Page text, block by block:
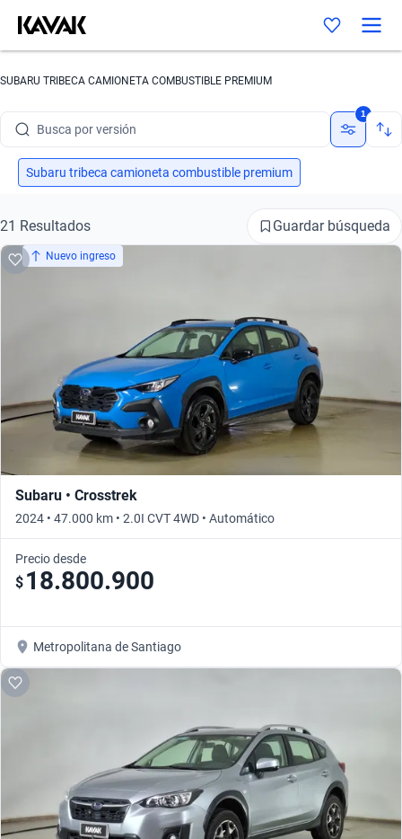
SUBARU TRIBECA CAMIONETA COMBUSTIBLE PREMIUM
Busca por marca
Busca por versión
Busca por año
Busca por modelo
1
Subaru tribeca camioneta combustible premium
21 Resultados Guardar búsqueda
Nuevo ingreso
Subaru • Crosstrek
2024 • 47.000 km • 2.0I CVT 4WD • Automático
Precio desde
$ 18.800.900
Metropolitana de Santiago